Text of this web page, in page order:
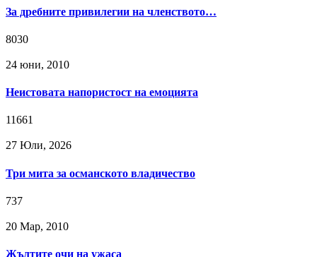
За дребните привилегии на членството…
8030
24 юни, 2010
Неистовата напористост на емоцията
11661
27 Юли, 2026
Три мита за османското владичество
737
20 Мар, 2010
Жълтите очи на ужаса